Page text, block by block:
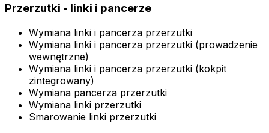
Przerzutki - linki i pancerze
Wymiana linki i pancerza przerzutki
Wymiana linki i pancerza przerzutki (prowadzenie
wewnętrzne)
Wymiana linki i pancerza przerzutki (kokpit
zintegrowany)
Wymiana pancerza przerzutki
Wymiana linki przerzutki
Smarowanie linki przerzutki